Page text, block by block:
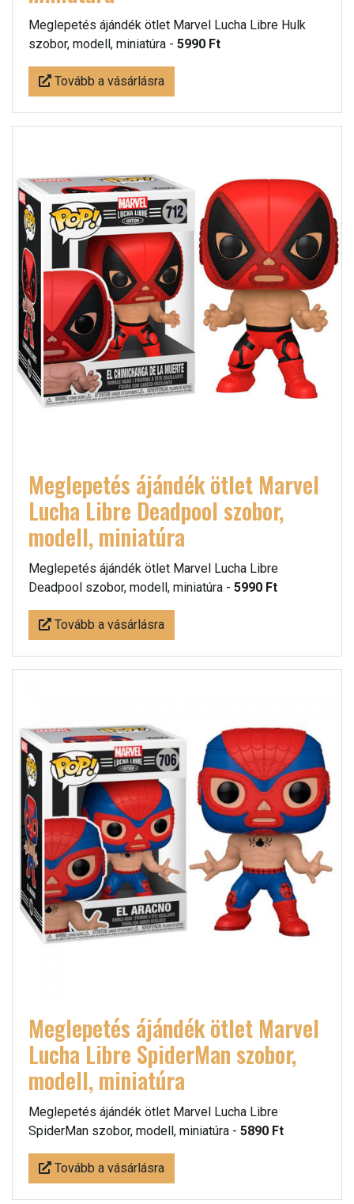
Meglepetés ájándék ötlet Marvel Lucha Libre Hulk
szobor, modell, miniatúra - 5990 Ft
Tovább a vásárlásra
Meglepetés ájándék ötlet Marvel
Lucha Libre Deadpool szobor,
modell, miniatúra
Meglepetés ájándék ötlet Marvel Lucha Libre
Deadpool szobor, modell, miniatúra - 5990 Ft
Tovább a vásárlásra
Meglepetés ájándék ötlet Marvel
Lucha Libre SpiderMan szobor,
modell, miniatúra
Meglepetés ájándék ötlet Marvel Lucha Libre
SpiderMan szobor, modell, miniatúra - 5890 Ft
Tovább a vásárlásra